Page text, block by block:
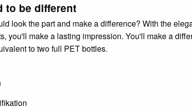
to be different
look the part and make a difference? With the
you'll make a lasting impression. You'll make a
to two full PET bottles.